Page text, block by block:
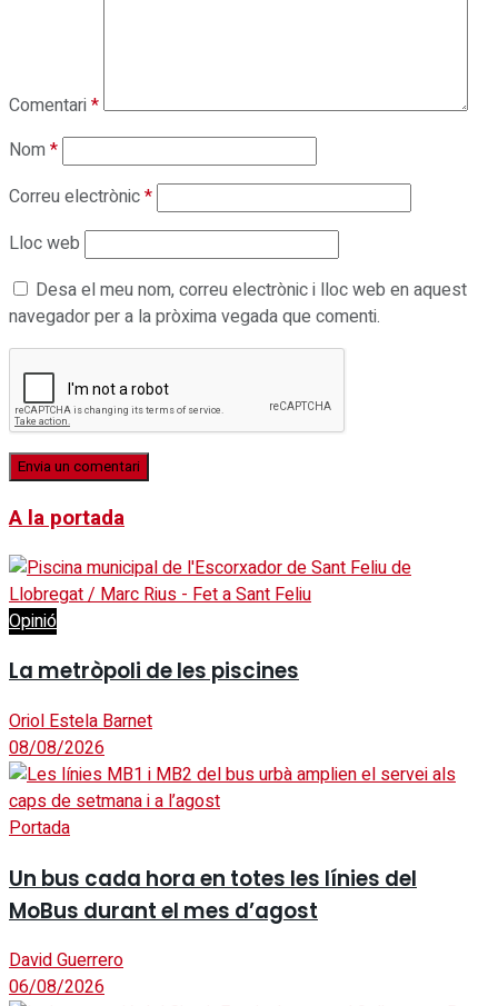
Comentari*
Nom*
Correu electrònic*
Lloc web
Desa el meu nom, correu electrònic i lloc web en aquest
navegador per a la pròxima vegada que comenti.
A la portada
Opinió
La metròpoli de les piscines
Oriol Estela Barnet
08/08/2026
Portada
Un bus cada hora en totes les línies del
MoBus durant el mes d’agost
David Guerrero
06/08/2026